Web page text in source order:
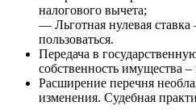
налогового вычета;
— Льготная нулевая
пользоваться.
Передача в
собственность имущества
Расширение перечня
изменения. Судебная